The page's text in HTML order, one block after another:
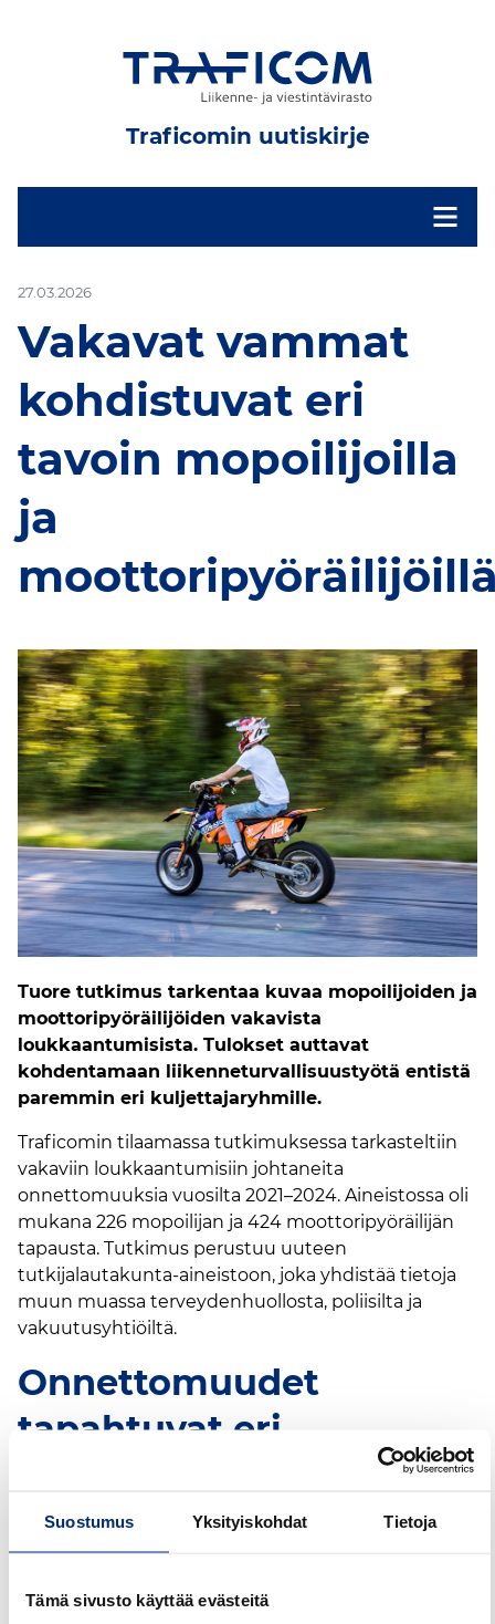
Suostumus Yksityiskohdat Tietoja
Tämä sivusto käyttää evästeitä
Traficomin uutiskirje
27.03.2026
Vakavat vammat
kohdistuvat eri
tavoin mopoilijoilla
ja
Tuore tutkimus tarkentaa kuvaa mopoilijoiden ja
moottoripyöräilijöiden vakavista
loukkaantumisista. Tulokset auttavat
kohdentamaan liikenneturvallisuustyötä entistä
paremmin eri kuljettajaryhmille.
Traficomin tilaamassa tutkimuksessa tarkasteltiin
vakaviin loukkaantumisiin johtaneita
onnettomuuksia vuosilta 2021–2024. Aineistossa oli
mukana 226 mopoilijan ja 424 moottoripyöräilijän
tapausta. Tutkimus perustuu uuteen
tutkijalautakunta-aineistoon, joka yhdistää tietoja
muun muassa terveydenhuollosta, poliisilta ja
vakuutusyhtiöiltä.
Onnettomuudet
tapahtuvat eri
liittymäalueille. Tyypillisiä tilanteita ovat risteämis- ja